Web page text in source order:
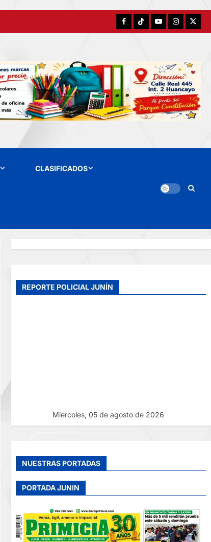
FacebookTikTokYouTubeInstagram
X
CLASIFICADOS
REPORTE POLICIAL JUNÍN
Miércoles, 05 de agosto de 2026
NUESTRAS PORTADAS
PORTADA JUNIN